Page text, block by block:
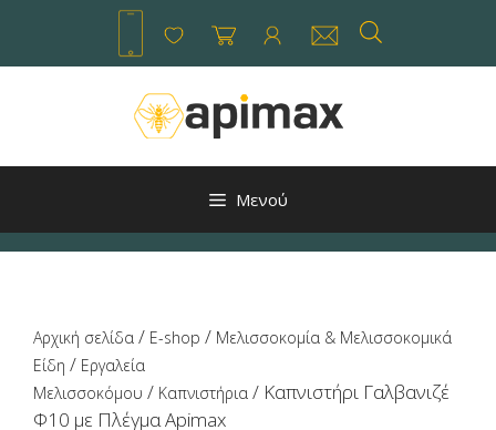
περιεχόμενο
Μενού
Αρχική σελίδα / E-shop / Μελισσοκομία & Μελισσοκομικά
Είδη / Εργαλεία
Μελισσοκόμου / Καπνιστήρια / Καπνιστήρι Γαλβανιζέ
Φ10 με Πλέγμα Apimax